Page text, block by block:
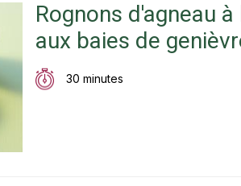
Rognons d'agneau
aux baies de
30 minutes